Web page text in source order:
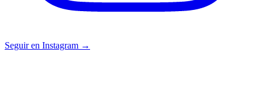
Seguir en Instagram →